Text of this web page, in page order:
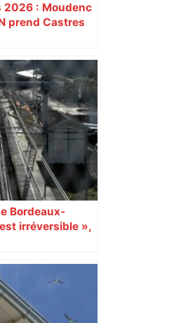
2026 : Moudenc
prend Castres
Bordeaux-
irréversible »,